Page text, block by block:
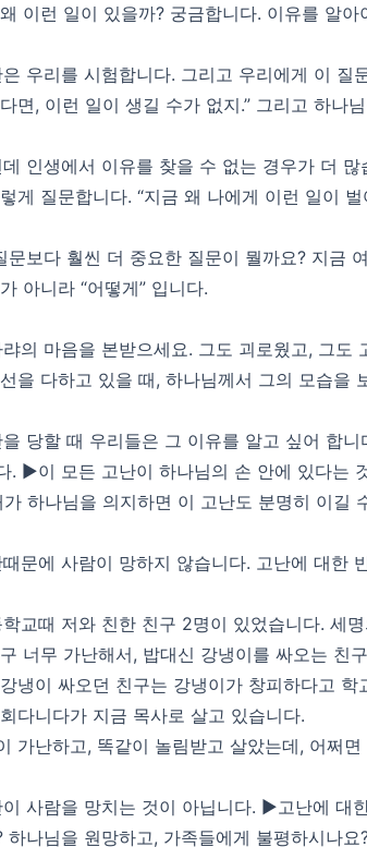
이런 일이 있을까? 궁금합니다. 이유를 알
우리를 시험합니다. 그리고 우리에게 이 질
면, 이런 일이 생길 수가 없지.” 그리고 하나
인생에서 이유를 찾을 수 없는 경우가 더
게 질문합니다. “지금 왜 나에게 이런 일이
문보다 훨씬 더 중요한 질문이 뭘까요? 지금
아니라 “어떻게” 입니다.
의 마음을 본받으세요. 그도 괴로웠고, 그도
을 다하고 있을 때, 하나님께서 그의 모습을
당할 때 우리들은 그 이유를 알고 싶어 합
. ▶이 모든 고난이 하나님의 손 안에 있다는
가 하나님을 의지하면 이 고난도 분명히 이길
문에 사람이 망하지 않습니다. 고난에 대한
교때 저와 친한 친구 2명이 있었습니다. 세
너무 가난해서, 밥대신 강냉이를 싸오는 친
냉이 싸오던 친구는 강냉이가 창피하다고
다니다가 지금 목사로 살고 있습니다.
가난하고, 똑같이 놀림받고 살았는데, 어쩌
사람을 망치는 것이 아닙니다. ▶고난에 대
하나님을 원망하고, 가족들에게 불평하시나